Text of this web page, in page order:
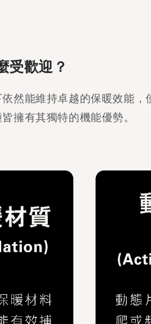
受歡迎？
然能維持卓越的保暖效能
擁有其獨特的機能優勢。